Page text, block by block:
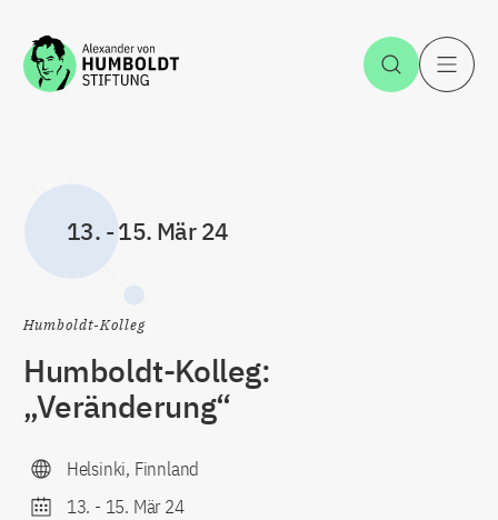
Zum Inhalt springen Suche
13. -15. Mär 24
Humboldt-Kolleg
Humboldt-Kolleg:
„Veränderung“
Helsinki, Finnland
13. - 15. Mär 24